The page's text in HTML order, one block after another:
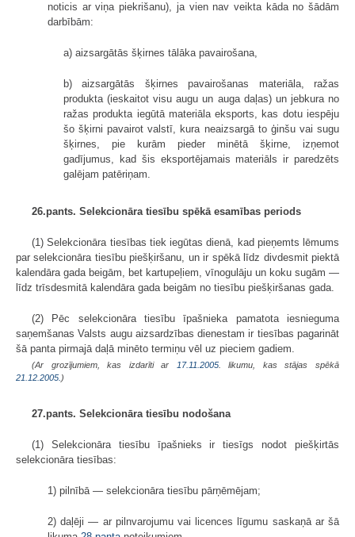
noticis ar viņa piekrišanu), ja vien nav veikta kāda no šādām
darbībām:
a) aizsargātās šķirnes tālāka pavairošana,
b) aizsargātās šķirnes pavairošanas materiāla, ražas
produkta (ieskaitot visu augu un auga daļas) un jebkura no
ražas produkta iegūtā materiāla eksports, kas dotu iespēju
šo šķirni pavairot valstī, kura neaizsargā to ģinšu vai sugu
šķirnes, pie kurām pieder minētā šķirne, izņemot
gadījumus, kad šis eksportējamais materiāls ir paredzēts
galējam patēriņam.
26.pants. Selekcionāra tiesību spēkā esamības periods
(1) Selekcionāra tiesības tiek iegūtas dienā, kad pieņemts lēmums
par selekcionāra tiesību piešķiršanu, un ir spēkā līdz divdesmit piektā
kalendāra gada beigām, bet kartupeļiem, vīnogulāju un koku sugām —
līdz trīsdesmitā kalendāra gada beigām no tiesību piešķiršanas gada.
(2) Pēc selekcionāra tiesību īpašnieka pamatota iesnieguma
saņemšanas Valsts augu aizsardzības dienestam ir tiesības pagarināt
šā panta pirmajā daļā minēto termiņu vēl uz pieciem gadiem.
(Ar grozījumiem, kas izdarīti ar 17.11.2005. likumu, kas stājas spēkā
21.12.2005. )
27.pants. Selekcionāra tiesību nodošana
(1) Selekcionāra tiesību īpašnieks ir tiesīgs nodot piešķirtās
selekcionāra tiesības:
1) pilnībā — selekcionāra tiesību pārņēmējam;
2) daļēji — ar pilnvarojumu vai licences līgumu saskaņā ar šā